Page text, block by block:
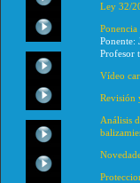
Ley 32/
Ponente:
Profesor
Vídeo
Revisión
Análisis